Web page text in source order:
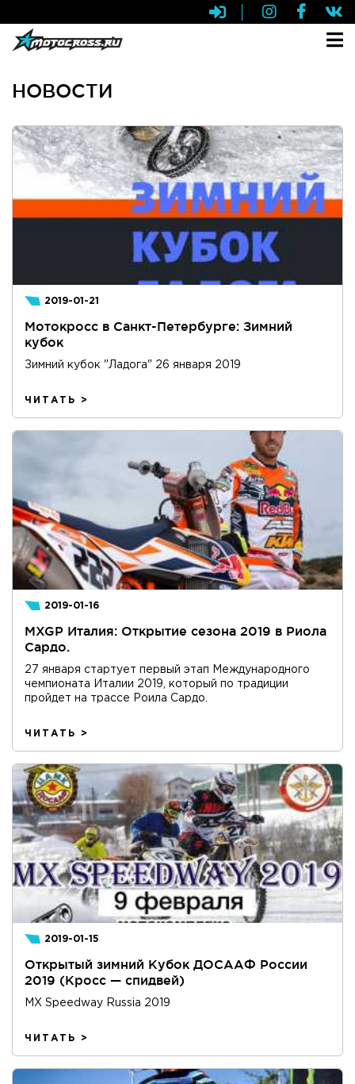
НОВОСТИ
2019-01-21
Мотокросс в Санкт-Петербурге: Зимний
кубок
Зимний кубок "Ладога" 26 января 2019
ЧИТАТЬ >
2019-01-16
MXGP Италия: Открытие сезона 2019 в Риола
Сардо.
27 января стартует первый этап Международного
чемпионата Италии 2019, который по традиции
пройдет на трассе Роила Сардо.
ЧИТАТЬ >
2019-01-15
Открытый зимний Кубок ДОСААФ России
2019 (Кросс — спидвей)
MX Speedway Russia 2019
ЧИТАТЬ >